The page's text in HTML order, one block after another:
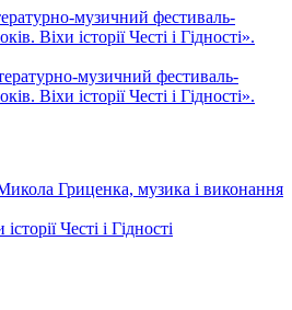
музичний фестиваль-
Віхи історії Честі і Гідності».
музичний фестиваль-
Віхи історії Честі і Гідності».
Гриценка, музика і виконання
Честі і Гідності